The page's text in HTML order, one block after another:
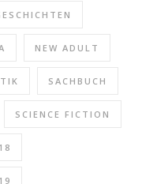
NEW ADULT
SACHBUCH
SCIENCE FICTION